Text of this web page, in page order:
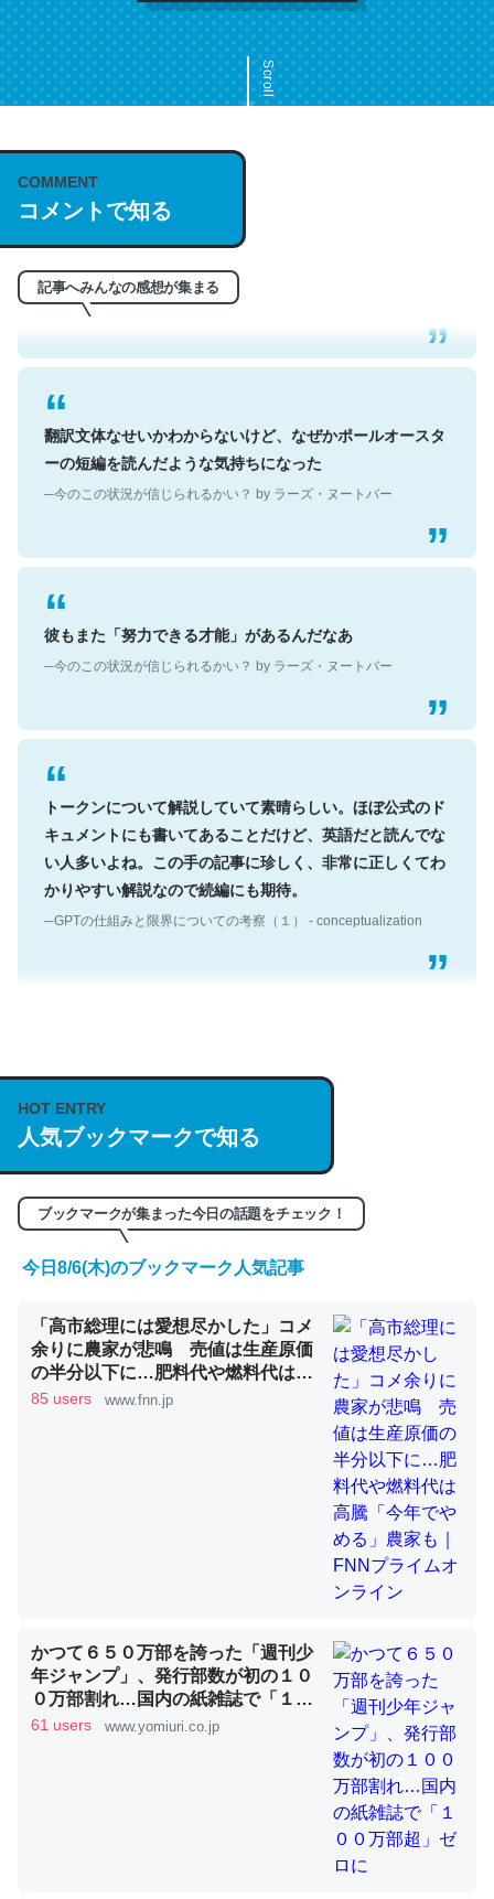
Scroll
COMMENT
コメントで知る
記事へみんなの感想が集まる
これは名文。彼はとてもクレバーなんだろうなと凄く思
う。英語少しでも読める人は原文もお勧め。自分はこの流
れ好き。Let’s Fucking Go. Then Covid hit. Shit.
─今のこの状況が信じられるかい？ by ラーズ・ヌートバー
翻訳文体なせいかわからないけど、なぜかポールオースタ
ーの短編を読んだような気持ちになった
彼もまた「努力できる才能」があるんだなあ
トークンについて解説していて素晴らしい。ほぼ公式のド
キュメントにも書いてあることだけど、英語だと読んでな
い人多いよね。この手の記事に珍しく、非常に正しくてわ
かりやすい解説なので続編にも期待。
説してる記事が少ないので貴重な良記事。/続編来た
https://isobe324649.hatenablog.com/entry/2023/03/27
/064121
─GPTの仕組みと限界についての考察（１） - conceptualization
くらい。小説でいう「ずっと前の伏線」は回収されないけ
ど、短期記憶というには多い分量。進化すればするほど分
かりやすく強くなりそう
─GPTの仕組みと限界についての考察（１） - conceptualization
昆虫ってカルシウム少ないのか。知らんかった。調べたら
コオロギのカルシウム分はエビの600分の1程度。
論文では「淡水はカルシウムも酸素も不足してて両方に不
利だから両方が拮抗してるのでは」とあって面白い。海に
いる鋏角類（カブトガニ・ウミグモ）はカルシウムを使わ
ずキチンを強化してる筈だが、酵素が違うのか？
HOT ENTRY
人気ブックマークで知る
ブックマークが集まった今日の話題をチェック！
今日8/6(木)のブックマーク人気記事
「高市総理には愛想尽かした」コメ
余りに農家が悲鳴 売値は生産原価
の半分以下に…肥料代や燃料代は高
騰「今年でやめる」農家も｜FNNプ
85 users www.fnn.jp
かつて６５０万部を誇った「週刊少
年ジャンプ」、発行部数が初の１０
０万部割れ…国内の紙雑誌で「１０
０万部超」ゼロに
61 users www.yomiuri.co.jp